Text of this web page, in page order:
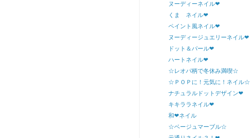
ヌーディーネイル❤
くま ネイル❤
ペイント風ネイル❤
ヌーディージュエリーネイル❤
ドット＆パール❤
ハートネイル❤
☆レオパ柄で冬休み満喫☆
☆ＰＯＰに！元気に！ネイル☆
ナチュラルドットデザイン❤
キキララネイル❤
和❤ネイル
☆ベージュマーブル☆